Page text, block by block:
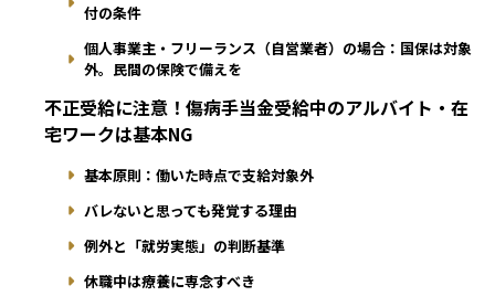
付の条件
個人事業主・フリーランス（自営業者）の場合：国保は対象
外。民間の保険で備えを
不正受給に注意！傷病手当金受給中のアルバイト・在
宅ワークは基本NG
基本原則：働いた時点で支給対象外
バレないと思っても発覚する理由
例外と「就労実態」の判断基準
休職中は療養に専念すべき